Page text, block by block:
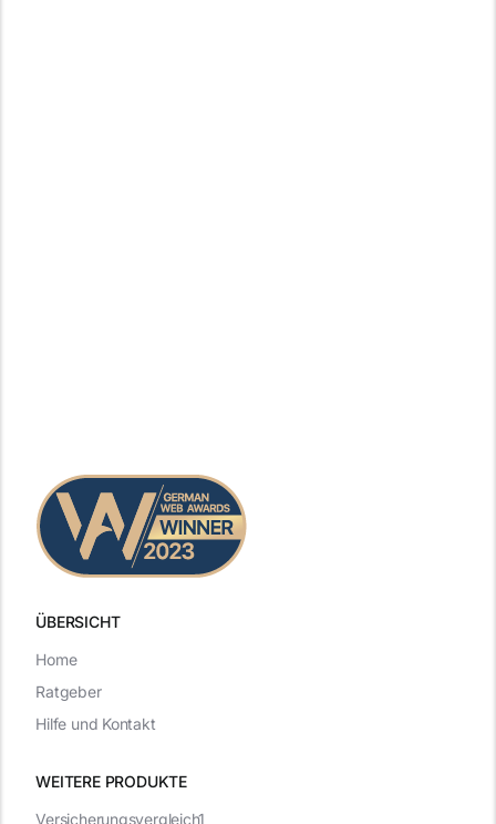
ÜBERSICHT
WEITERE PRODUKTE
Versicherungsvergleich1
Home
Ratgeber
Hilfe und Kontakt